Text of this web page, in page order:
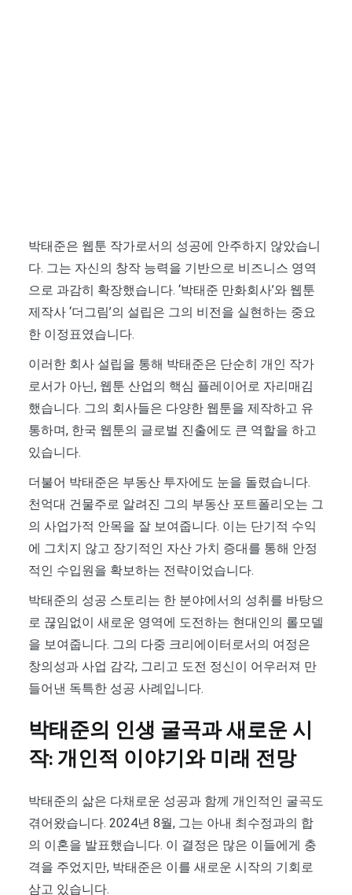
박태준은 웹툰 작가로서의 성공에 안주하지 않았습니
다. 그는 자신의 창작 능력을 기반으로 비즈니스 영역
으로 과감히 확장했습니다. ‘박태준 만화회사’와 웹툰
제작사 ‘더그림’의 설립은 그의 비전을 실현하는 중요
한 이정표였습니다.
이러한 회사 설립을 통해 박태준은 단순히 개인 작가
로서가 아닌, 웹툰 산업의 핵심 플레이어로 자리매김
했습니다. 그의 회사들은 다양한 웹툰을 제작하고 유
통하며, 한국 웹툰의 글로벌 진출에도 큰 역할을 하고
있습니다.
더불어 박태준은 부동산 투자에도 눈을 돌렸습니다.
천억대 건물주로 알려진 그의 부동산 포트폴리오는 그
의 사업가적 안목을 잘 보여줍니다. 이는 단기적 수익
에 그치지 않고 장기적인 자산 가치 증대를 통해 안정
적인 수입원을 확보하는 전략이었습니다.
박태준의 성공 스토리는 한 분야에서의 성취를 바탕으
로 끊임없이 새로운 영역에 도전하는 현대인의 롤모델
을 보여줍니다. 그의 다중 크리에이터로서의 여정은
창의성과 사업 감각, 그리고 도전 정신이 어우러져 만
들어낸 독특한 성공 사례입니다.
박태준의 인생 굴곡과 새로운 시
작: 개인적 이야기와 미래 전망
박태준의 삶은 다채로운 성공과 함께 개인적인 굴곡도
겪어왔습니다. 2024년 8월, 그는 아내 최수정과의 합
의 이혼을 발표했습니다. 이 결정은 많은 이들에게 충
격을 주었지만, 박태준은 이를 새로운 시작의 기회로
삼고 있습니다.